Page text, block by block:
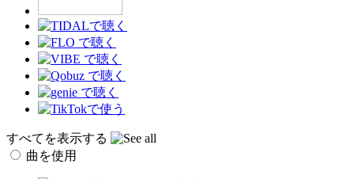
すべてを表示する
曲を使用